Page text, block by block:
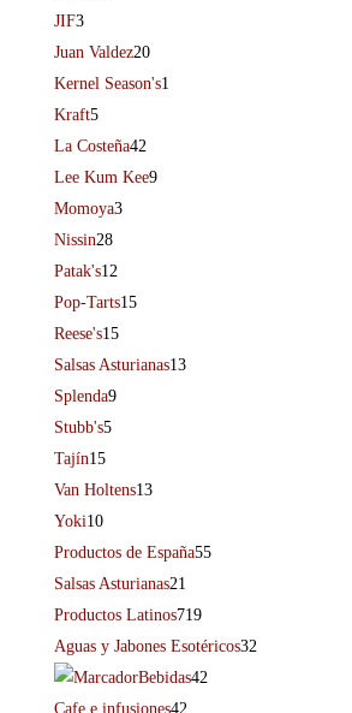
JIF3
Juan Valdez20
Kernel Season's1
Kraft5
La Costeña42
Lee Kum Kee9
Momoya3
Nissin28
Patak's12
Pop-Tarts15
Reese's15
Salsas Asturianas13
Splenda9
Stubb's5
Tajín15
Van Holtens13
Yoki10
Productos de España55
Salsas Asturianas21
Productos Latinos719
Aguas y Jabones Esotéricos32
Bebidas42
Cafe e infusiones42